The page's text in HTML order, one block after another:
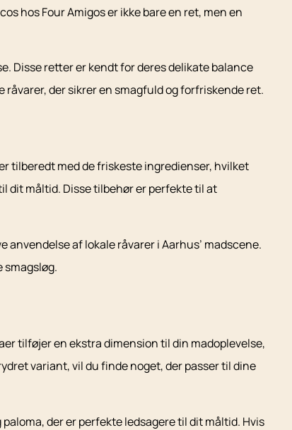
hos Four Amigos er ikke bare en ret, men en
Disse retter er kendt for deres delikate balance
der sikrer en smagfuld og forfriskende ret.
tilberedt med de friskeste ingredienser, hvilket
dit måltid. Disse tilbehør er perfekte til at
anvendelse af lokale råvarer i Aarhus’ madscene.
smagsløg.
tilføjer en ekstra dimension til din madoplevelse,
variant, vil du finde noget, der passer til dine
der er perfekte ledsagere til dit måltid. Hvis